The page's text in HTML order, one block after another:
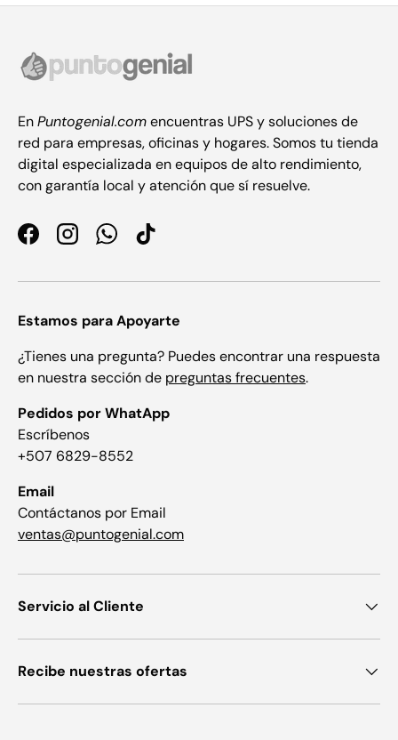
EnPuntogenial.comencuentras UPS y soluciones de
red para empresas, oficinas y hogares. Somos tu tienda
digital especializada en equipos de alto rendimiento,
con garantía local y atención que sí resuelve.
FacebookInstagramWhatsApp
TikTok
Estamos para Apoyarte
¿Tienes una pregunta? Puedes encontrar una respuesta
en nuestra sección de preguntas frecuentes.
Pedidos por WhatApp
Escríbenos
+507 6829-8552
Email
Contáctanos por Email
ventas@puntogenial.com
Servicio al Cliente
Recibe nuestras ofertas